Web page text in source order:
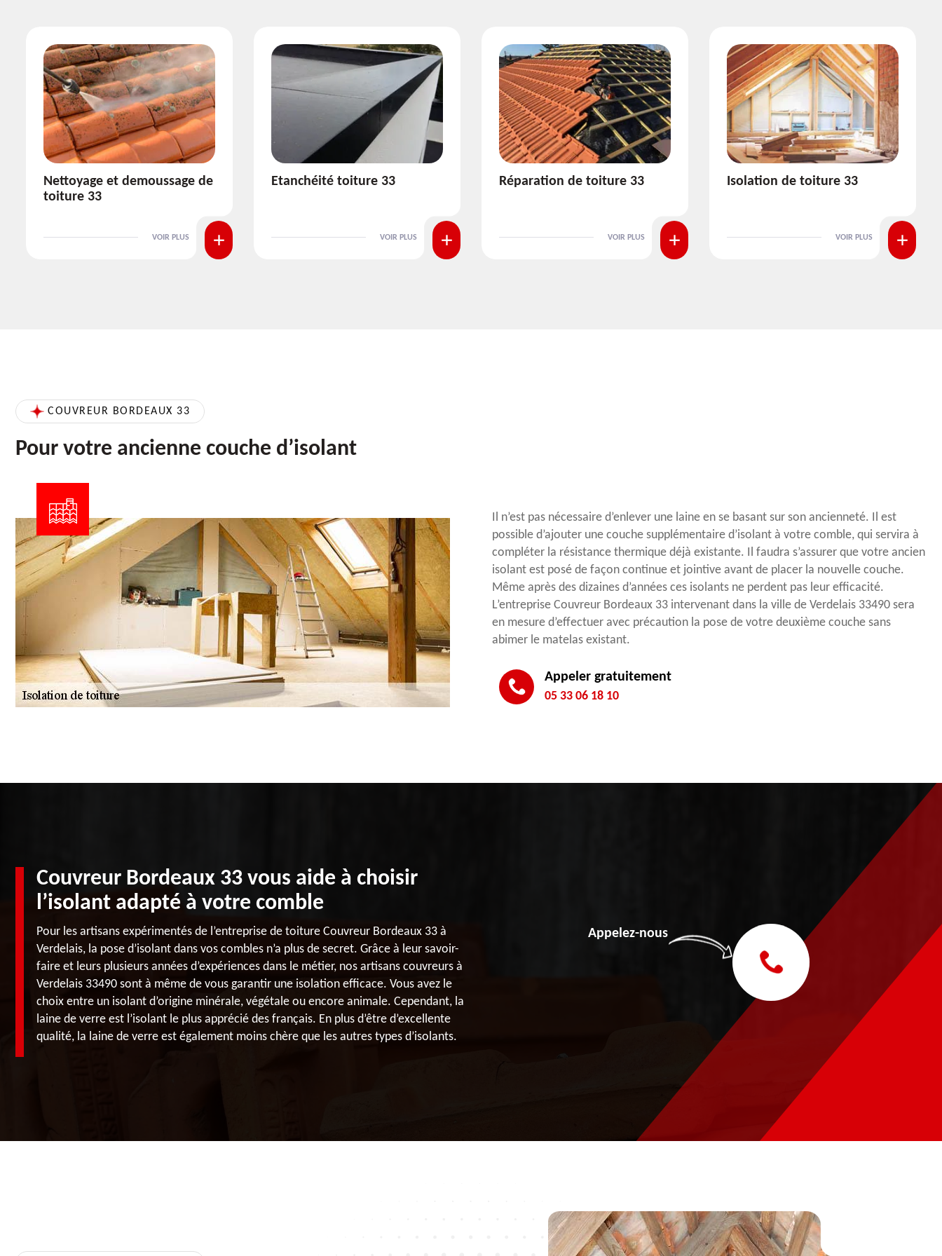
Etanchéité toiture 33
VOIR PLUS
Réparation de toiture 33
VOIR PLUS
Isolation de toiture 33
VOIR PLUS
Pose et nettoyage de
VOIR PLUS
COUVREUR BORDEAUX 33
Pour votre ancienne couche d’isolant
Il n’est pas nécessaire d’enlever une laine en se basant sur son ancienneté. Il est
possible d’ajouter une couche supplémentaire d’isolant à votre comble, qui servira à
compléter la résistance thermique déjà existante. Il faudra s’assurer que votre ancien
isolant est posé de façon continue et jointive avant de placer la nouvelle couche.
Même après des dizaines d’années ces isolants ne perdent pas leur efficacité.
L’entreprise Couvreur Bordeaux 33 intervenant dans la ville de Verdelais 33490 sera
en mesure d’effectuer avec précaution la pose de votre deuxième couche sans
abimer le matelas existant.
Appeler gratuitement
05 33 06 18 10
Couvreur Bordeaux 33 vous aide à choisir
l’isolant adapté à votre comble
Pour les artisans expérimentés de l’entreprise de toiture Couvreur Bordeaux 33 à
Verdelais, la pose d’isolant dans vos combles n’a plus de secret. Grâce à leur savoir-
faire et leurs plusieurs années d’expériences dans le métier, nos artisans couvreurs à
Verdelais 33490 sont à même de vous garantir une isolation efficace. Vous avez le
choix entre un isolant d’origine minérale, végétale ou encore animale. Cependant, la
laine de verre est l’isolant le plus apprécié des français. En plus d’être d’excellente
qualité, la laine de verre est également moins chère que les autres types d’isolants.
Appelez-nous